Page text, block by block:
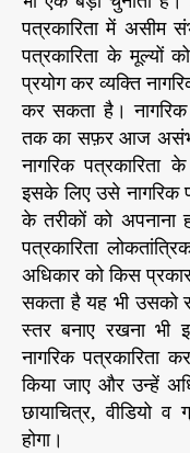
पत्रकारिता में असीम
पत्रकारिता के मूल्यों
प्रयोग कर व्यक्ति
कर सकता है। नागरिक
तक का सफ़र आज
नागरिक
इसके लिए उसे नागरिक
के तरीकों को अपनाना
पत्रकारिता
अधिकार को किस प्रकार
सकता है यह भी उसको
स्तर बनाए रखना भी
नागरिक पत्रकारिता
किया जाए और उन्हें
छायाचित्र, वीडियो
होगा।